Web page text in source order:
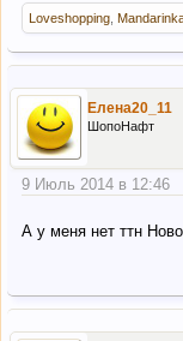
Loveshopping
Елена20_11
ШопоНафт
9 Июль 2014 в 12:46
А у меня нет ттн